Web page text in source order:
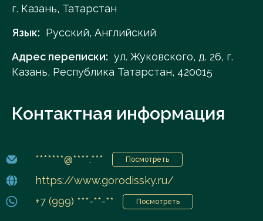
г. Казань, Татарстан
Язык: Русский, Английский
Адрес переписки: ул. Жуковского, д. 26, г.
Казань, Республика Татарстан, 420015
Контактная информация
*******@****.*** Посмотреть
https://www.gorodissky.ru/
+7 (999) ***-**-**
Посмотреть